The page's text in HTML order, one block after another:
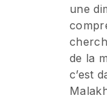
une
de la
c’est